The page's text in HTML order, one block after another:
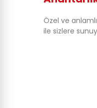
Özel ve
ile sizlere